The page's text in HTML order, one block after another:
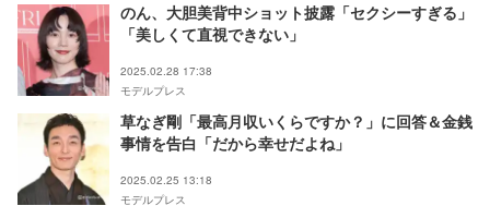
のん、大胆美背中ショット披露「セクシーすぎる」
「美しくて直視できない」
2025.02.28 17:38
モデルプレス
草なぎ剛「最高月収いくらですか？」に回答＆金銭
事情を告白「だから幸せだよね」
2025.02.25 13:18
モデルプレス